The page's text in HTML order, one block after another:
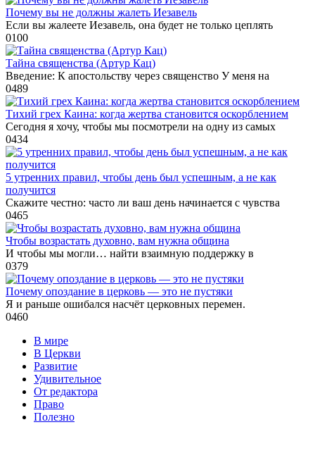
Почему вы не должны жалеть Иезавель
Если вы жалеете Иезавель, она будет не только цеплять
0100
Тайна священства (Артур Кац)
Введение: К апостольству через священство У меня на
0489
Тихий грех Каина: когда жертва становится оскорблением
Сегодня я хочу, чтобы мы посмотрели на одну из самых
0434
5 утренних правил, чтобы день был успешным, а не как
получится
Скажите честно: часто ли ваш день начинается с чувства
0465
Чтобы возрастать духовно, вам нужна община
И чтобы мы могли… найти взаимную поддержку в
0379
Почему опоздание в церковь — это не пустяки
Я и раньше ошибался насчёт церковных перемен.
0460
В мире
В Церкви
Развитие
Удивительное
От редактора
Право
Полезно